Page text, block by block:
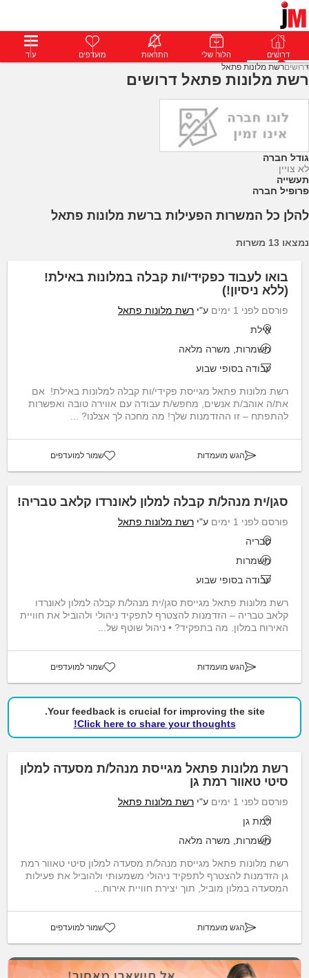
דרושים פרופילים הודעות פרימיום דרושים הלוח שלי התראות מועדפים עוד
דרושיםרשת מלונות פתאל
רשת מלונות פתאל דרושים
גודל חברה
לא צויין
תעשייה
פרופיל חברה
להלן כל המשרות הפעילות ברשת מלונות פתאל
נמצאו 13 משרות
בואו לעבוד כפקידי/ות קבלה במלונות באילת!
(ללא ניסיון!)
פורסם לפני 1 ימים ע"י רשת מלונות פתאל
אילת
משמרות, משרה מלאה
עבודה בסופי שבוע
רשת מלונות פתאל מגייסת פקידי/ות קבלה למלונות באילת! אם
את/ה אוהב/ת אנשים, מחפש/ת עבודה עם אווירה טובה ואפשרות
להתפתח – זו ההזדמנות שלך! מה מחכה לך אצלנו? ...
הגש מועמדות שמור למועדפים
סגן/ית מנהל/ת קבלה למלון לאונרדו קלאב טבריה!
פורסם לפני 1 ימים ע"י רשת מלונות פתאל
טבריה
משמרות
עבודה בסופי שבוע
רשת מלונות פתאל מגייסת סגן/ית מנהל/ת קבלה למלון לאונרדו
קלאב טבריה – הזדמנות להצטרף לתפקיד ניהולי ולהוביל את חוויית
האירוח במלון. מה בתפקיד? • ניהול שוטף של...
הגש מועמדות שמור למועדפים
Your feedback is crucial for improving the site.
Click here to share your thoughts!
רשת מלונות פתאל מגייסת מנהל/ת מסעדה למלון
סיטי טאוור רמת גן
פורסם לפני 1 ימים ע"י רשת מלונות פתאל
רמת גן
משמרות, משרה מלאה
רשת מלונות פתאל מגייסת מנהל/ת מסעדה למלון סיטי טאוור רמת
גן הזדמנות להצטרף לתפקיד ניהולי משמעותי ולהוביל את פעילות
המסעדה במלון מוביל, תוך יצירת חוויית אירוח...
הגש מועמדות שמור למועדפים